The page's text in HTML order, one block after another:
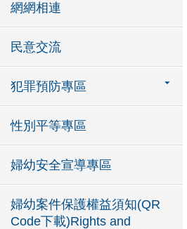
網網相連
民意交流
犯罪預防專區
性別平等專區
婦幼安全宣導專區
婦幼案件保護權益須知(QR
Code下載)Rights and